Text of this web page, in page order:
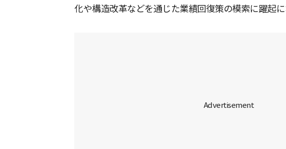
化や構造改革などを通じた業績回復策の模索に躍起に